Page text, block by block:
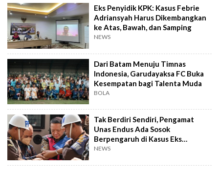
Eks Penyidik KPK: Kasus Febrie
Adriansyah Harus Dikembangkan
ke Atas, Bawah, dan Samping
NEWS
Dari Batam Menuju Timnas
Indonesia, Garudayaksa FC Buka
Kesempatan bagi Talenta Muda
BOLA
Tak Berdiri Sendiri, Pengamat
Unas Endus Ada Sosok
Berpengaruh di Kasus Eks
Jampidsus
NEWS